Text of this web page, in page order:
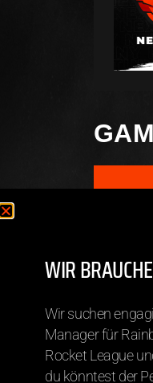
WIR
Wir suchen
Manager für
Rocket League
du könntest der